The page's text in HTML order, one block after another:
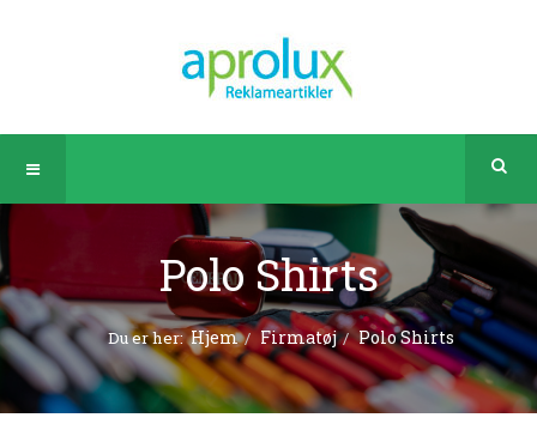
Polo Shirts
Du er her:Hjem Firmatøj Polo Shirts